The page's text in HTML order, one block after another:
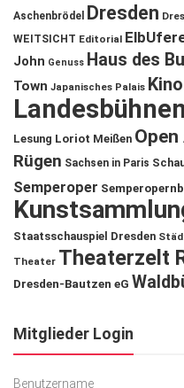
Aschenbrödel
Dresden
WEITSICHT Editorial
John Genuss Haus des
Town Japanisches Palais Kino
Lesung Loriot Meißen Open
Rügen Sachsen in Paris
Semperoper
Staatsschauspiel Dresden
Theater Theaterzelt
Dresden-Bautzen eG
Mitglieder Login
Benutzername